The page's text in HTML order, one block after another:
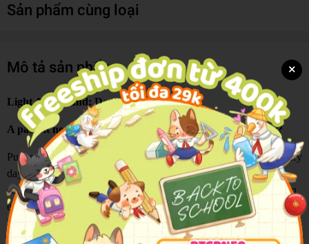
Sản phẩm cùng loại
Mô tả sản phẩm
Light And Sound: Doctor
A patient needs help... are you ready to become the doctor?
Put on your imaginary white coat and step into a world where every
day brings a new challenge to solve. With interactive flaps to lift,
sounds to hear, and lights that bring each scene to life, children can
experience the excitement of caring for patients and discovering
how a hospital works.
×